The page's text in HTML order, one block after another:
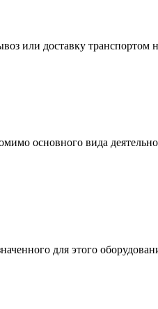
или доставку
основного вида
для этого